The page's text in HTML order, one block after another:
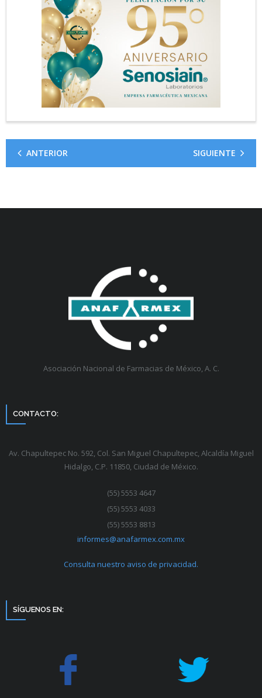
ANTERIOR SIGUIENTE
Asociación Nacional de Farmacias de México, A. C.
CONTACTO:
Av. Chapultepec No. 592, Col. San Miguel Chapultepec, Alcaldía Miguel
Hidalgo, C.P. 11850, Ciudad de México.
(55) 5553 4647
(55) 5553 4033
(55) 5553 8813
informes@anafarmex.com.mx
Consulta nuestro aviso de privacidad.
SÍGUENOS EN: